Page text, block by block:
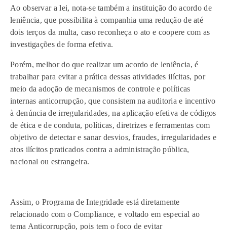
Ao observar a lei, nota-se também a instituição do acordo de
leniência, que possibilita à companhia uma redução de até
dois terços da multa, caso reconheça o ato e coopere com as
investigações de forma efetiva.
Porém, melhor do que realizar um acordo de leniência, é
trabalhar para evitar a prática dessas atividades ilícitas, por
meio da adoção de mecanismos de controle e políticas
internas anticorrupção, que consistem na auditoria e incentivo
à denúncia de irregularidades, na aplicação efetiva de códigos
de ética e de conduta, políticas, diretrizes e ferramentas com
objetivo de detectar e sanar desvios, fraudes, irregularidades e
atos ilícitos praticados contra a administração pública,
nacional ou estrangeira.
Assim, o Programa de Integridade está diretamente
relacionado com o Compliance, e voltado em especial ao
tema Anticorrupção, pois tem o foco de evitar